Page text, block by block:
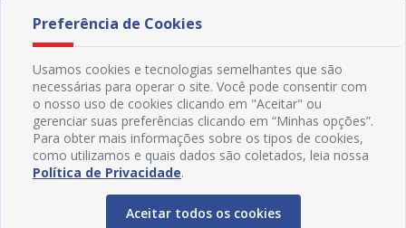
Preferência de Cookies
Usamos cookies e tecnologias semelhantes que são
necessárias para operar o site. Você pode consentir com
o nosso uso de cookies clicando em "Aceitar" ou
gerenciar suas preferências clicando em “Minhas opções”.
Para obter mais informações sobre os tipos de cookies,
como utilizamos e quais dados são coletados, leia nossa
Política de Privacidade.
Aceitar todos os cookies